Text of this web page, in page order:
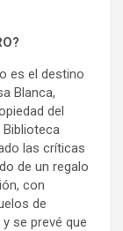
es el destino
Blanca,
del
Biblioteca
las críticas
de un regalo
con
de
se prevé que